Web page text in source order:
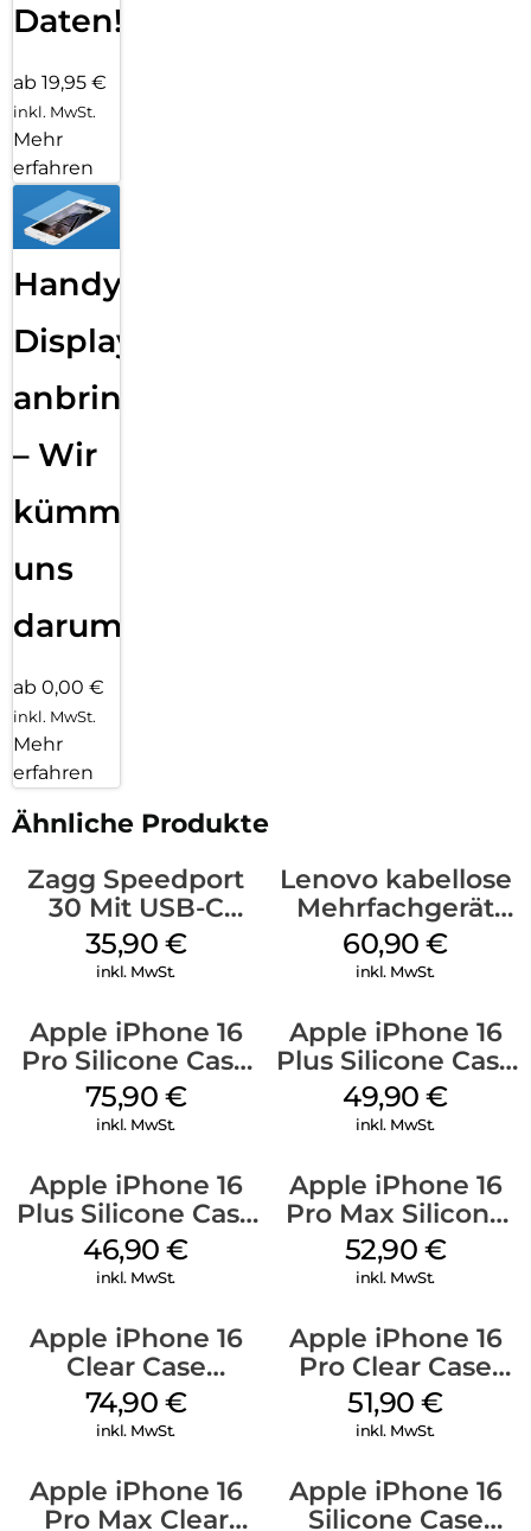
Daten!
ab 19,95 €
inkl. MwSt.
Mehr
erfahren
Handy
Displayfolie
anbringen
– Wir
kümmern
uns
darum!
ab 0,00 €
inkl. MwSt.
Mehr
erfahren
Ähnliche Produkte
Zagg Speedport
30 Mit USB-C
Kabel Weiß
35,90 €
inkl. MwSt.
Lenovo kabellose
Mehrfachgerät
Luna Grey
60,90€
inkl. MwSt.
Apple iPhone 16
Pro Silicone Case
MagSafe Stone
Gray
75,90 €
inkl. MwSt.
Apple iPhone 16
Plus Silicone Case
MagSafe Lake
Green
49,90€
inkl. MwSt.
Apple iPhone 16
Plus Silicone Case
MagSafe Stone
Gray
46,90€
inkl. MwSt.
Apple iPhone 16
Pro Max Silicone
Case MagSafe
Ultramarine
52,90 €
inkl. MwSt.
Apple iPhone 16
Clear Case
MagSafe
Transparent
74,90 €
inkl. MwSt.
Apple iPhone 16
Pro Clear Case
MagSafe
Transparent
51,90€
inkl. MwSt.
Apple iPhone 16
Pro Max Clear
Apple iPhone 16
Silicone Case